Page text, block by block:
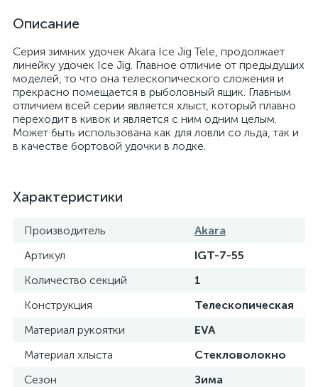
Описание
Серия зимних удочек Akara Ice Jig Tele, продолжает
линейку удочек Ice Jig. Главное отличие от предыдущих
моделей, то что она телескопического сложения и
прекрасно помещается в рыболовный ящик. Главным
отличием всей серии является хлыст, который плавно
переходит в кивок и является с ним одним целым.
Может быть использована как для ловли со льда, так и
в качестве бортовой удочки в лодке.
Характеристики
Производитель
Akara
Артикул
IGT-7-55
Количество секций
1
Конструкция
Телескопическая
Материал рукоятки
EVA
Материал хлыста
Стекловолокно
Сезон
Зима